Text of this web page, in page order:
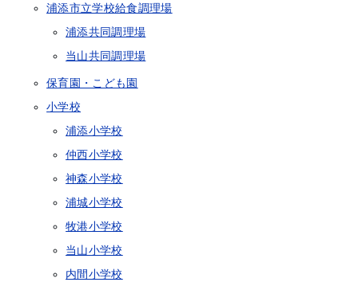
浦添市立学校給食調理場
浦添共同調理場
当山共同調理場
保育園・こども園
小学校
浦添小学校
仲西小学校
神森小学校
浦城小学校
牧港小学校
当山小学校
内間小学校